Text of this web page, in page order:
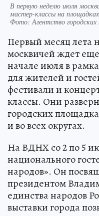
В первую неделю июля
мастер-классы на
Фото:Агентство
Первый месяц лета
москвичей ждет
начале июля в
для жителей и
фестивали и
классы. Они
городских
и во всех округах.
На ВДНХ со 2 по 5
национального
народов». Он
президентом
единства народов
выставки города